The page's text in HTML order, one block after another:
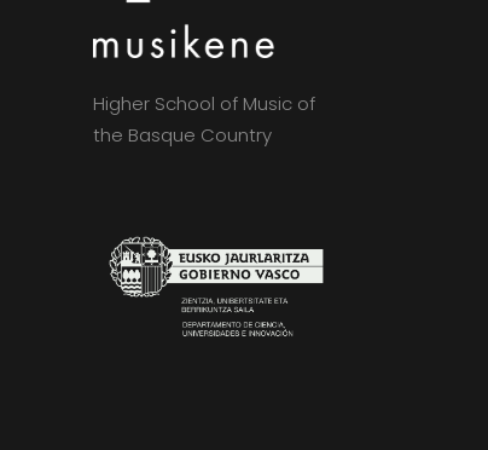
Higher School of Music of
the Basque Country